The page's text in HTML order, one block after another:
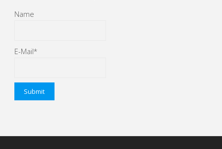
Name
E-Mail*